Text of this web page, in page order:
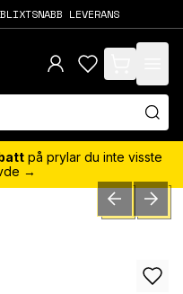
BLIXTSNABB LEVERANS
items in cart,
på prylar du inte visste
→
PREVIOUSNEXT